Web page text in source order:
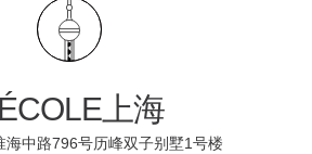
上海
海中路796号历峰双子别墅1号楼